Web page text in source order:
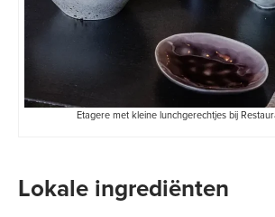
Etagere met kleine lunchgerechtjes bij
Lokale ingrediënten